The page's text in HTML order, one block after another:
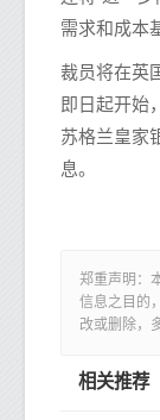
需求和成本
裁员将在英
即日起开始
苏格兰皇家
息。
郑重声明：
信息之目的
改或删除，
相关推荐